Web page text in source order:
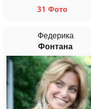
31 Фото
Федерика
Фонтана